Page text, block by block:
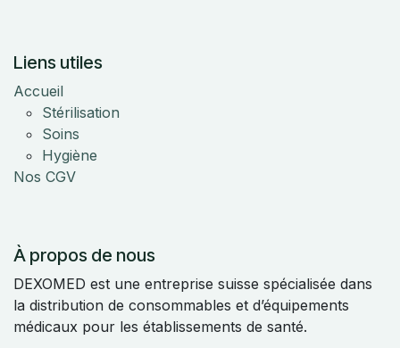
Liens utiles
Accueil
Stérilisation
Soins
Hygiène
Nos CGV
À propos de nous
DEXOMED est une entreprise suisse spécialisée dans
la distribution de consommables et d’équipements
médicaux pour les établissements de santé.